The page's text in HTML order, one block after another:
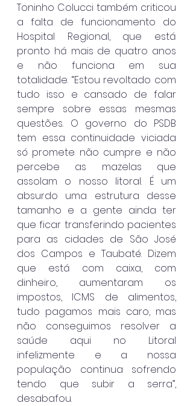
Toninho Colucci também criticou
a falta de funcionamento do
Hospital Regional, que está
pronto há mais de quatro anos
e não funciona em sua
totalidade. “Estou revoltado com
tudo isso e cansado de falar
sempre sobre essas mesmas
questões. O governo do PSDB
tem essa continuidade viciada
só promete não cumpre e não
percebe as mazelas que
assolam o nosso litoral. É um
absurdo uma estrutura desse
tamanho e a gente ainda ter
que ficar transferindo pacientes
para as cidades de São José
dos Campos e Taubaté. Dizem
que está com caixa, com
dinheiro, aumentaram os
impostos, ICMS de alimentos,
tudo pagamos mais caro, mas
não conseguimos resolver a
saúde aqui no Litoral
infelizmente e a nossa
população continua sofrendo
tendo que subir a serra”,
desabafou.